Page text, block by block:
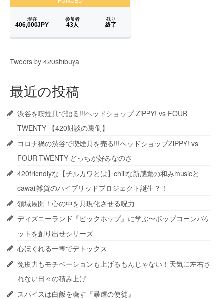
Tweets by 420shibuya
最近の投稿
渋谷を喫煙具で語る!!!ヘッドショップ ZiPPY! vs FOUR
TWENTY 【420対談の裏側】
コロナ禍の渋谷で喫煙具を売る!!!ヘッドショップZiPPY! vs
FOUR TWENTY どっちが好みなのさ
420friendlyな【チルカワとは】chillな新感覚の和みmusicと
cawaii雑貨のハイブリッドプロジェクト誕生？！
領域展開！心の中を具現化させる呪力
ディズニーランド『ビックホップ』に学ぶ〜ポップコーンバケ
ットを創り出せシリーズ
心ほぐれる一雫でデトックス
免疫力もモチベーションも上げるもんじゃない！天気に左右さ
れない日々の積み上げ
スパイスは白飯を穢す『暴虐の使徒』